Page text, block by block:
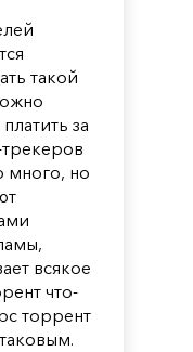
такой
за
много, но
всякое
что-
торрент